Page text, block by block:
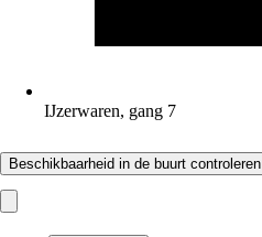
IJzerwaren, gang 7
Beschikbaarheid in de buurt controleren